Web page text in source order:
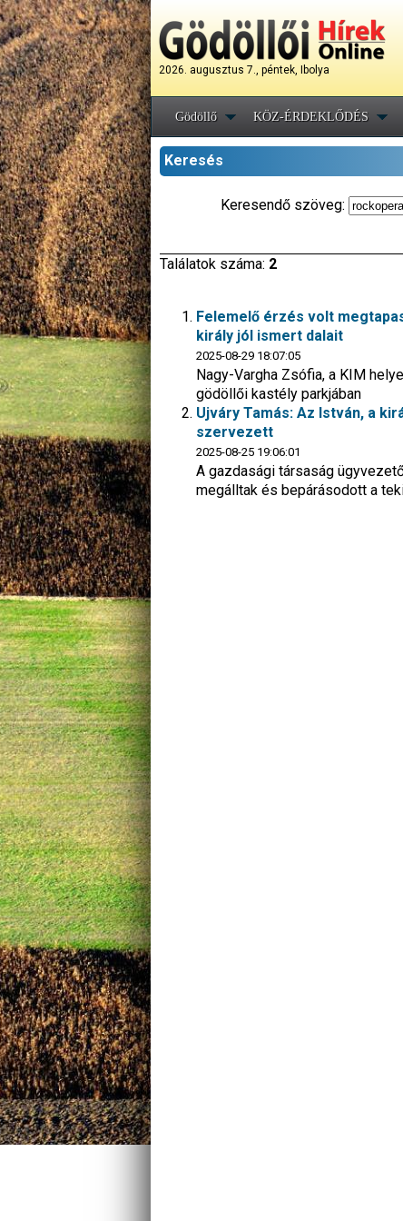
2026. augusztus 7., péntek, Ibolya
Gödöllő KÖZ-ÉRDEKLŐDÉS
Keresés
Keresendő szöveg:
Találatok száma: 2
Felemelő érzés volt
király jól ismert dalait
2025-08-29 18:07:05
Nagy-Vargha Zsófia, a KIM
gödöllői kastély parkjában
Ujváry Tamás: Az István, a
szervezett
2025-08-25 19:06:01
A gazdasági társaság
megálltak és bepárásodott a